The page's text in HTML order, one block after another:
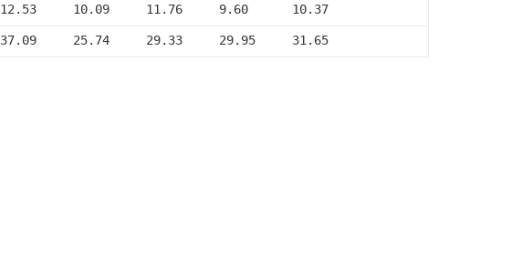
12.53     10.09     11.76     9.60      10.37
37.09     25.74     29.33     29.95     31.65